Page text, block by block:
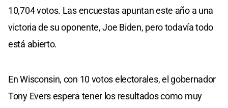
10,704 votos. Las encuestas apuntan este año a una
victoria de su oponente, Joe Biden, pero todavía todo
está abierto.
En Wisconsin, con 10 votos electorales, el gobernador
Tony Evers espera tener los resultados como muy